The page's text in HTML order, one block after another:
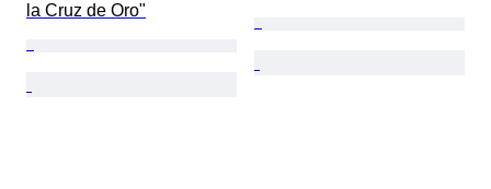
la Cruz de Oro"